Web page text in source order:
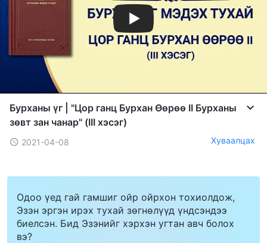
Бурханы үг | "Цор ганц Бурхан Өөрөө II Бурханы
зөвт зан чанар" (III хэсэг)
2021-04-08 Хуваалцах
Одоо үед гай гамшиг ойр ойрхон тохиолдож,
Эзэн эргэн ирэх тухай зөгнөлүүд үндсэндээ
биелсэн. Бид Эзэнийг хэрхэн угтан авч болох
вэ?